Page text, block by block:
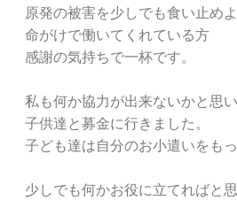
原発の被害を少しでも食い止め
命がけで働いてくれている方
感謝の気持ちで一杯です。
私も何か協力が出来ないかと思い
子供達と募金に行きました。
子ども達は自分のお小遣いをも
少しでも何かお役に立てればと思